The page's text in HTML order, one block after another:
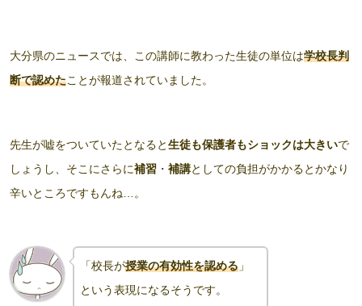
大分県のニュースでは、この講師に教わった生徒の単位は学校長判
断で認めたことが報道されていました。
先生が嘘をついていたとなると生徒も保護者もショックは大きいで
しょうし、そこにさらに補習 ・ 補講としての負担がかかるとかなり
辛いところですもんね…。
「校長が授業の有効性を認める」
という表現になるそうです。